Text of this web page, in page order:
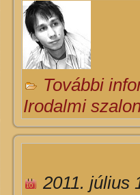
További
Irodalmi
2011. július